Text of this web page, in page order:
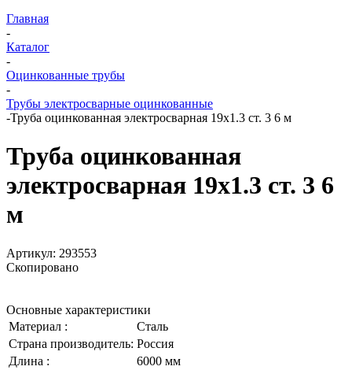
Главная
-
Каталог
-
Оцинкованные трубы
-
Трубы электросварные оцинкованные
-Труба оцинкованная электросварная 19х1.3 ст. 3 6 м
Труба оцинкованная
электросварная 19х1.3 ст. 3 6
м
Артикул: 293553
Скопировано
Основные характеристики
Материал :
Сталь
Страна производитель: Россия
Длина :
6000 мм